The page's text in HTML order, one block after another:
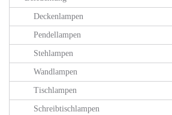
Deckenlampen
Pendellampen
Stehlampen
Wandlampen
Tischlampen
Schreibtischlampen